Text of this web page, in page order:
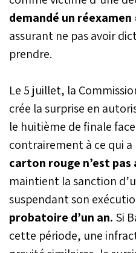
demandé un réexamen
assurant ne pas avoir
prendre.
Le 5 juillet, la
crée la surprise en
le huitième de finale
contrairement à ce qui
carton rouge n’est pas
maintient la sanction
suspendant son
probatoire d’un an. Si
cette période, une